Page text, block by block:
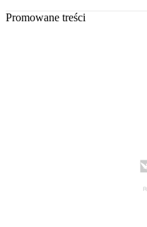
Promowane treści